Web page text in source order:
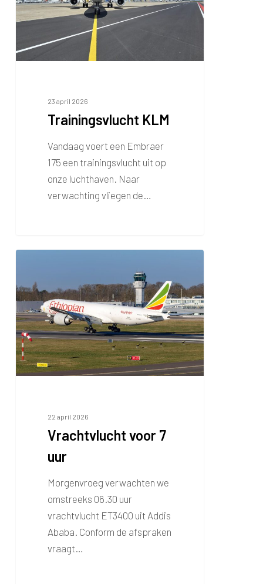
23 april 2026
Trainingsvlucht KLM
Vandaag voert een Embraer
175 een trainingsvlucht uit op
onze luchthaven. Naar
verwachting vliegen de…
7
uur
22 april 2026
Vrachtvlucht voor 7
uur
Morgenvroeg verwachten we
omstreeks 06.30 uur
vrachtvlucht ET3400 uit Addis
Ababa. Conform de afspraken
vraagt…